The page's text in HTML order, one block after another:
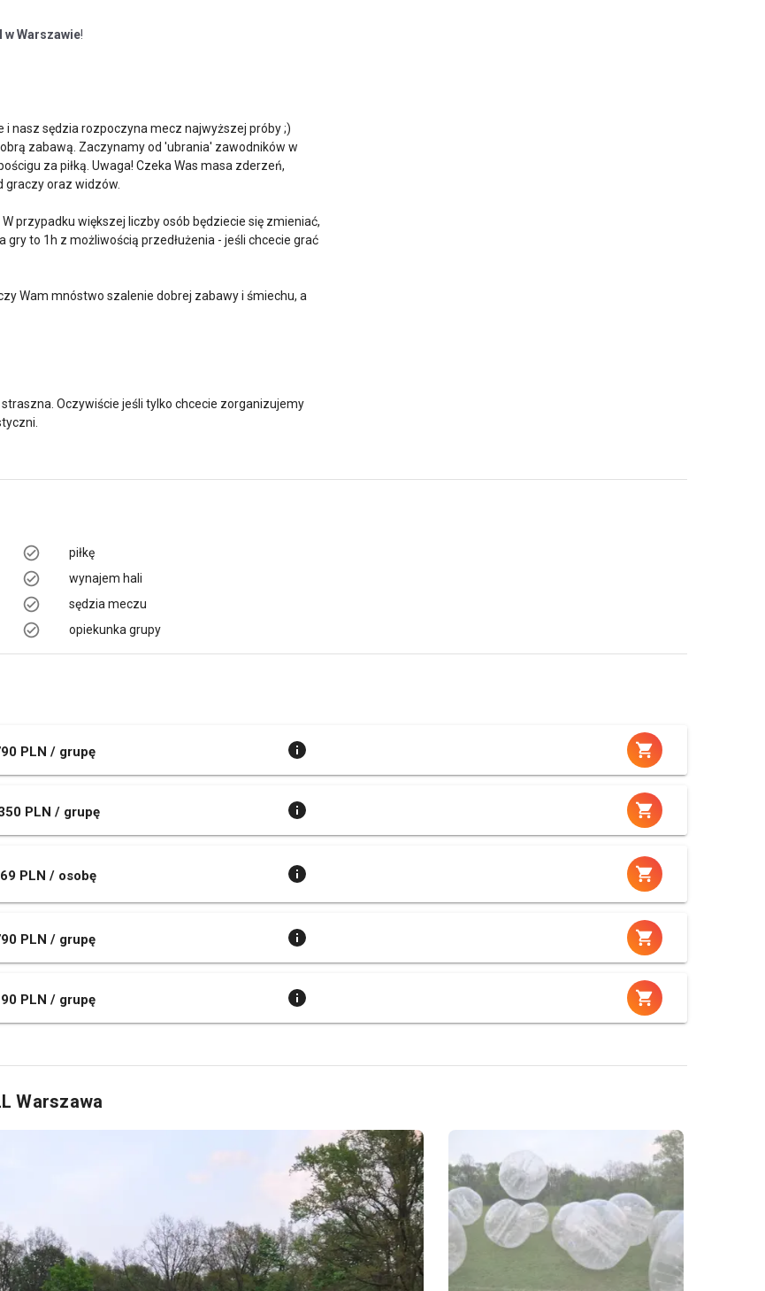
w Warszawie!
nasz sędzia rozpoczyna mecz najwyższej próby ;)
zabawą. Zaczynamy od 'ubrania' zawodników w
za piłką. Uwaga! Czeka Was masa zderzeń,
graczy oraz widzów.
przypadku większej liczby osób będziecie się zmieniać,
to 1h z możliwością przedłużenia - jeśli chcecie grać
Wam mnóstwo szalenie dobrej zabawy i śmiechu, a
Oczywiście jeśli tylko chcecie zorganizujemy
piłkę
wynajem hali
sędzia meczu
opiekunka grupy
PLN / grupę
PLN / grupę
PLN / osobę
PLN / grupę
PLN / grupę
Warszawa